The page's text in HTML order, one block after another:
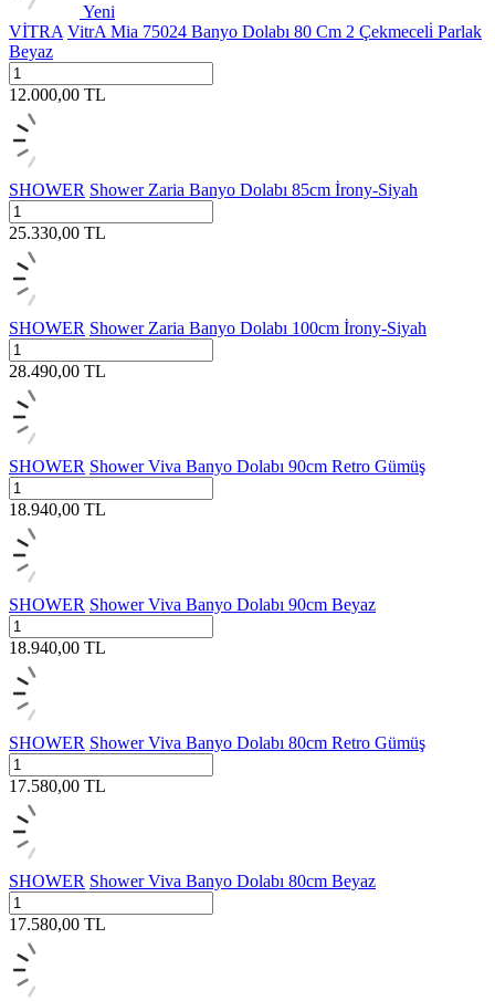
Yeni
VİTRA VitrA Mia 75024 Banyo Dolabı 80 Cm 2 Çekmeceli̇ Parlak
Beyaz
12.000,00 TL
SHOWER Shower Zaria Banyo Dolabı 85cm İrony-Siyah
25.330,00 TL
SHOWER Shower Zaria Banyo Dolabı 100cm İrony-Siyah
28.490,00 TL
SHOWER Shower Viva Banyo Dolabı 90cm Retro Gümüş
18.940,00 TL
SHOWER Shower Viva Banyo Dolabı 90cm Beyaz
18.940,00 TL
SHOWER Shower Viva Banyo Dolabı 80cm Retro Gümüş
17.580,00 TL
SHOWER Shower Viva Banyo Dolabı 80cm Beyaz
17.580,00 TL